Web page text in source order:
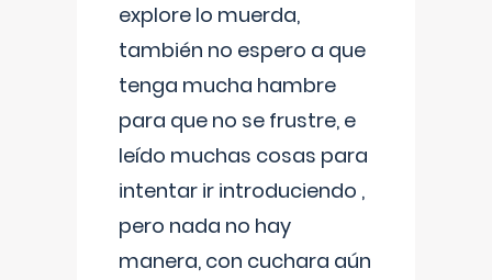
explore lo muerda,
también no espero a que
tenga mucha hambre
para que no se frustre, e
leído muchas cosas para
intentar ir introduciendo ,
pero nada no hay
manera, con cuchara aún